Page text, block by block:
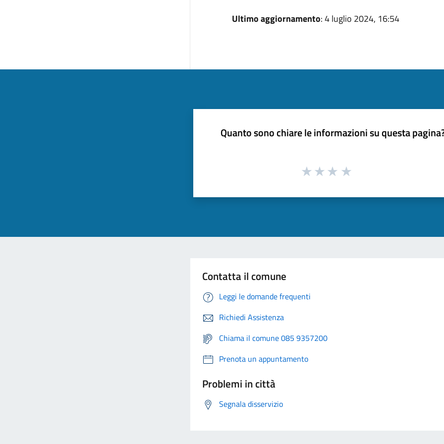
Ultimo aggiornamento: 4 luglio 2024, 16:54
Quanto sono chiare le informazioni su questa
Contatta il comune
Leggi le domande frequenti
Richiedi Assistenza
Chiama il comune 085 9357200
Prenota un appuntamento
Problemi in città
Segnala disservizio